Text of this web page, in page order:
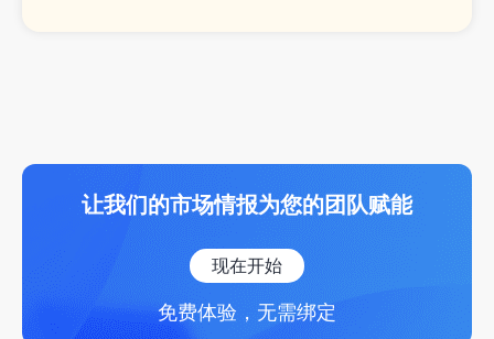
让我们的市场情报为您的团队赋能
现在开始
免费体验，无需绑定